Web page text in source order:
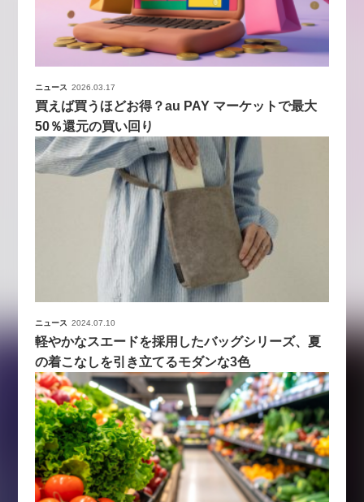
ニュース 2026.03.17
買えば買うほどお得？au PAY マーケットで最大
50％還元の買い回り
ニュース 2024.07.10
軽やかなスエードを採用したバッグシリーズ、夏
の着こなしを引き立てるモダンな3色